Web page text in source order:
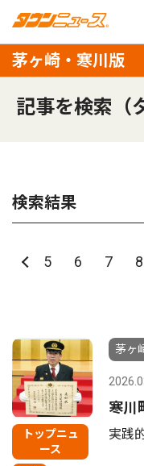
茅ヶ崎・寒川版
記事を検索（
検索結果
5 6 7 8
トップニュ
ース
茅ヶ
寒川
実践